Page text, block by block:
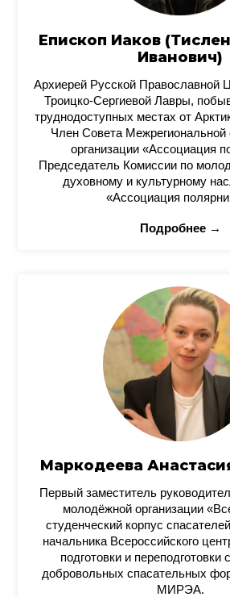
Епископ Иаков
Иванович)
Архиерей Русской Православной
Троицко-Сергиевой Лавры,
труднодоступных местах от
Член Совета Межрегиональной
организации «Ассоциация
Председатель Комиссии по
духовному и культурному
«Ассоциация
Подробнее →
Маркодеева
Первый заместитель
молодёжной организации
студенческий корпус
начальника Всероссийского
подготовки и переподготовки
добровольных спасательных
МИРЭА.